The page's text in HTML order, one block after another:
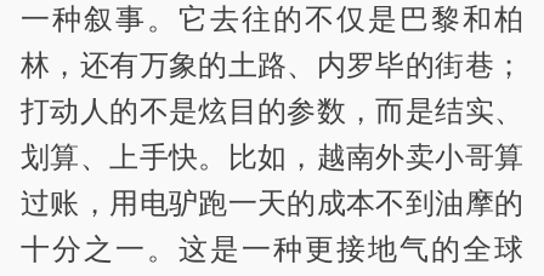
一种叙事。它去往的不仅是巴黎和柏
林，还有万象的土路、内罗毕的街巷；
打动人的不是炫目的参数，而是结实、
划算、上手快。比如，越南外卖小哥算
过账，用电驴跑一天的成本不到油摩的
十分之一。这是一种更接地气的全球